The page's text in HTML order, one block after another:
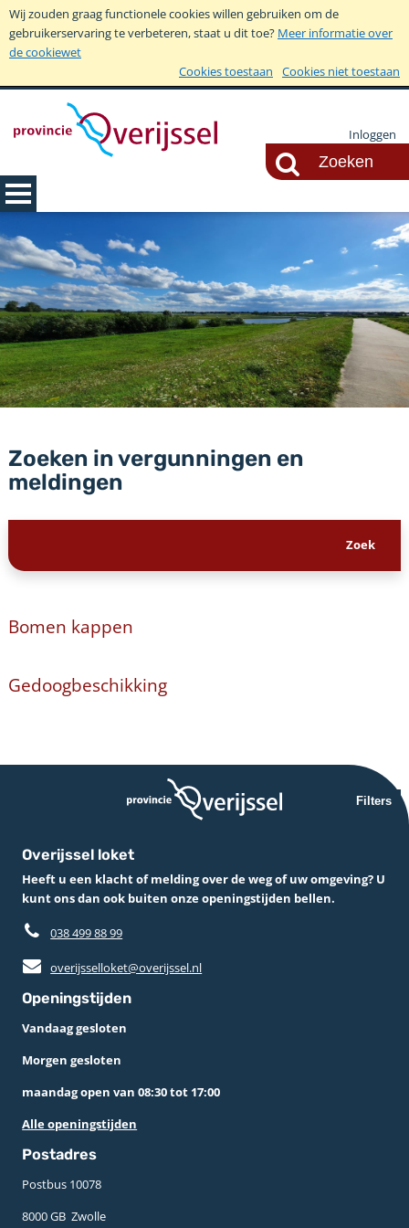
Wij zouden graag functionele cookies willen gebruiken om de
gebruikerservaring te verbeteren, staat u dit toe? Meer informatie over
de cookiewet
Cookies toestaan
Cookies niet toestaan
Inloggen
Zoeken in vergunningen en
meldingen
Bomen kappen
Gedoogbeschikking
Filters
Overijssel loket
Heeft u een klacht of melding over de weg of uw omgeving? U
kunt ons dan ook buiten onze openingstijden bellen.
038 499 88 99
overijsselloket@overijssel.nl
Openingstijden
Vandaag gesloten
Morgen gesloten
maandag open van 08:30 tot 17:00
Alle openingstijden
Postadres
Postbus 10078 ­
8000 GB ­ Zwolle